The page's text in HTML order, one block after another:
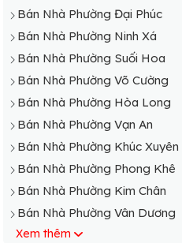
Bán Nhà Phường Đại Phúc
Bán Nhà Phường Ninh Xá
Bán Nhà Phường Suối Hoa
Bán Nhà Phường Võ Cường
Bán Nhà Phường Hòa Long
Bán Nhà Phường Vạn An
Bán Nhà Phường Khúc Xuyên
Bán Nhà Phường Phong Khê
Bán Nhà Phường Kim Chân
Bán Nhà Phường Vân Dương
Bán Nhà Phường Nam Sơn
Xem thêm